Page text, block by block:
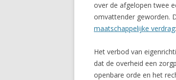
over de afgelopen twee
omvattender geworden.
maatschappelijke verdrag
Het verbod van
dat de overheid een
openbare orde en het